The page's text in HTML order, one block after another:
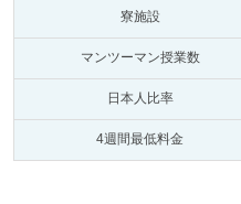
寮施設
マンツーマン授業数
日本人比率
4週間最低料金